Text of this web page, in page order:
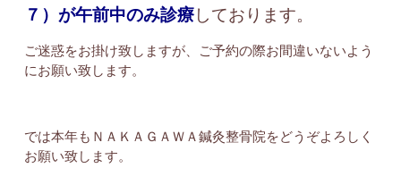
７）が午前中のみ診療しております。
ご迷惑をお掛け致しますが、ご予約の際お間違いないよう
にお願い致します。
では本年もＮＡＫＡＧＡＷＡ鍼灸整骨院をどうぞよろしく
お願い致します。